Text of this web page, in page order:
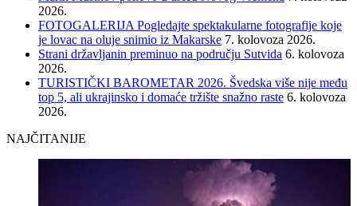
2026.
FOTOGALERIJA Pogledajte spektakularne fotografije koje
je lovac na oluje snimio iz Makarske 7. kolovoza 2026.
Strani državljanin preminuo na području Sutvida 6. kolovoza
2026.
TURISTIČKI BAROMETAR 2026. Švedska više nije među
top 5, ali ukrajinsko i domaće tržište snažno raste 6. kolovoza
2026.
NAJČITANIJE